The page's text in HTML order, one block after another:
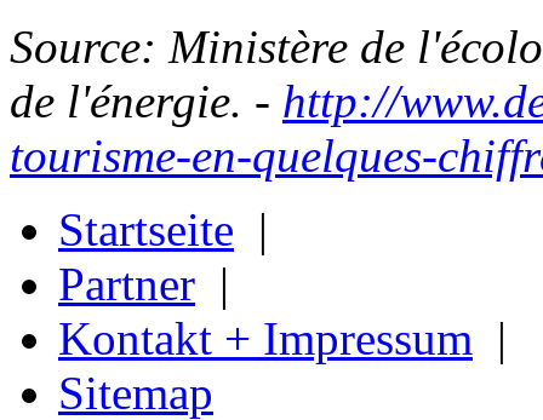
Source: Ministère de
de l'énergie. - http://
tourisme-en-quelques-
Startseite |
Partner |
Kontakt + Impressum |
Sitemap